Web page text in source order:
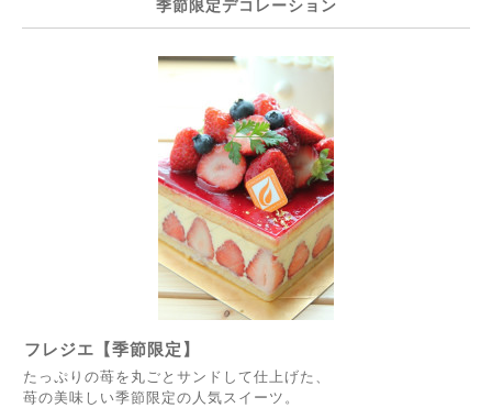
季節限定デコレーション
フレジエ【季節限定】
たっぷりの苺を丸ごとサンドして仕上げた、
苺の美味しい季節限定の人気スイーツ。